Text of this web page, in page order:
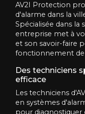
AV2I Protection
d'alarme dans la
Spécialisée dans la
entreprise met à
et son savoir-faire
fonctionnement de
Des techniciens
efficace
Les techniciens
en systèmes
pour diagnostiquer